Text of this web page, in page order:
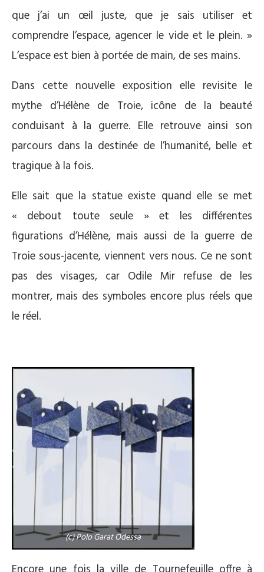
que j’ai un œil juste, que je sais utiliser et
comprendre l’espace, agencer le vide et le plein. »
L’espace est bien à portée de main, de ses mains.
Dans cette nouvelle exposition elle revisite le
mythe d’Hélène de Troie, icône de la beauté
conduisant à la guerre. Elle retrouve ainsi son
parcours dans la destinée de l’humanité, belle et
tragique à la fois.
Elle sait que la statue existe quand elle se met
« debout toute seule » et les différentes
figurations d’Hélène, mais aussi de la guerre de
Troie sous-jacente, viennent vers nous. Ce ne sont
pas des visages, car Odile Mir refuse de les
montrer, mais des symboles encore plus réels que
le réel.
(c) Polo Garat Odessa